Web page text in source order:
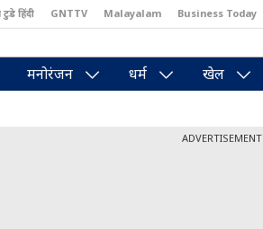
टुडे हिंदी GNTTV Malayalam Business Today
मनोरंजन धर्म खेल
ADVERTISEMENT